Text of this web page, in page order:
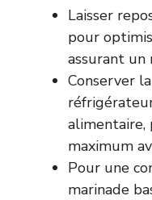
Laisser
pour
assurant
Conserver
alimentaire,
maximum
Pour une
marinade